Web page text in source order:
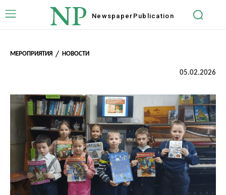
NP Newspaper Publication
МЕРОПРИЯТИЯ НОВОСТИ
05.02.2026